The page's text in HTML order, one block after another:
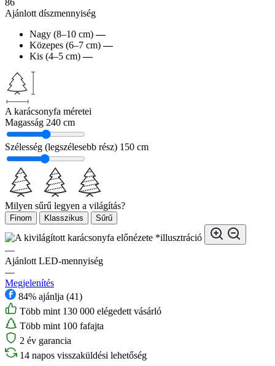
Ajánlott díszmennyiség
Nagy (8–10 cm) —
Közepes (6–7 cm) —
Kis (4–5 cm) —
A karácsonyfa méretei
Magasság 240 cm
Szélesség (legszélesebb rész) 150 cm
Milyen sűrű legyen a világítás?
Finom Klasszikus Sűrű
*illusztráció
—
Ajánlott LED-mennyiség
—
Megjelenítés
84% ajánlja (41)
Több mint 130 000 elégedett vásárló
Több mint 100 fafajta
2 év garancia
14 napos visszaküldési lehetőség